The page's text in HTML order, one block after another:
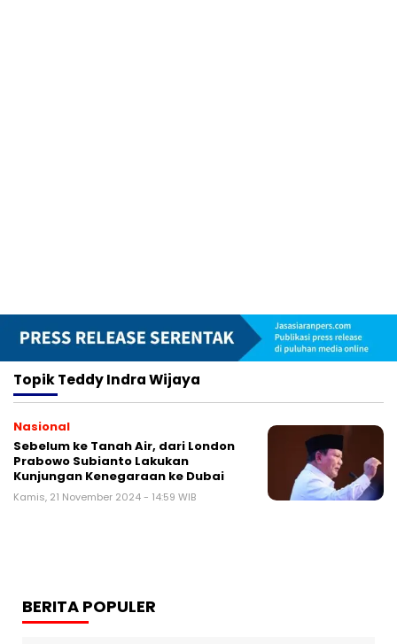
TopikTeddy Indra Wijaya
Nasional
Sebelum ke Tanah Air, dari London
Prabowo Subianto Lakukan
Kunjungan Kenegaraan ke Dubai
Kamis, 21 November 2024 - 14:59 WIB
BERITA POPULER